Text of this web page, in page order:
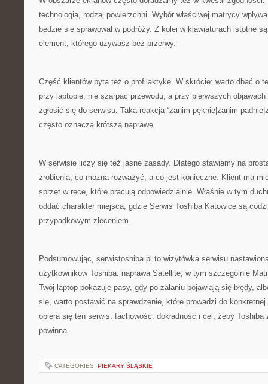
technologia, rodzaj powierzchni. Wybór właściwej matrycy
będzie się sprawował w podróży. Z kolei w klawiaturach istotne
element, którego używasz bez przerwy.
Część klientów pyta też o profilaktykę. W skrócie: warto dbać o
przy laptopie, nie szarpać przewodu, a przy pierwszych objawach
zgłosić się do serwisu. Taka reakcja “zanim pęknie|zanim
często oznacza krótszą naprawę.
W serwisie liczy się też jasne zasady. Dlatego stawiamy na
zrobienia, co można rozważyć, a co jest konieczne. Klient ma
sprzęt w ręce, które pracują odpowiedzialnie. Właśnie w tym
oddać charakter miejsca, gdzie Serwis Toshiba Katowice są
przypadkowym zleceniem.
Podsumowując, serwistoshiba.pl to wizytówka serwisu
użytkowników Toshiba: naprawa Satellite, w tym szczególnie
Twój laptop pokazuje pasy, gdy po zalaniu pojawiają się błędy,
się, warto postawić na sprawdzenie, które prowadzi do konkretnej
opiera się ten serwis: fachowość, dokładność i cel, żeby Toshiba
powinna.
CATEGORIES: PIEKARY ŚLĄSKIE